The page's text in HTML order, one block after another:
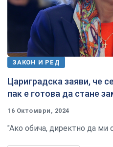
ЗАКОН И РЕД
Цариградска заяви, че
пак е готова да стане
16 Октомври, 2024
"Ако обича, директно да ми